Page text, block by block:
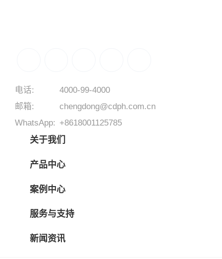
电话:
4000-99-4000
邮箱:
chengdong@cdph.com.cn
WhatsApp: +8618001125785
关于我们
产品中心
案例中心
服务与支持
新闻资讯